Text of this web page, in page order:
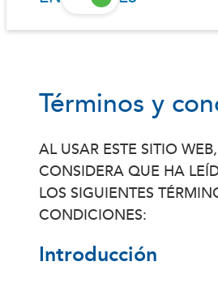
Términos y
AL USAR ESTE SITIO
CONSIDERA QUE HA
LOS SIGUIENTES
CONDICIONES:
Introducción